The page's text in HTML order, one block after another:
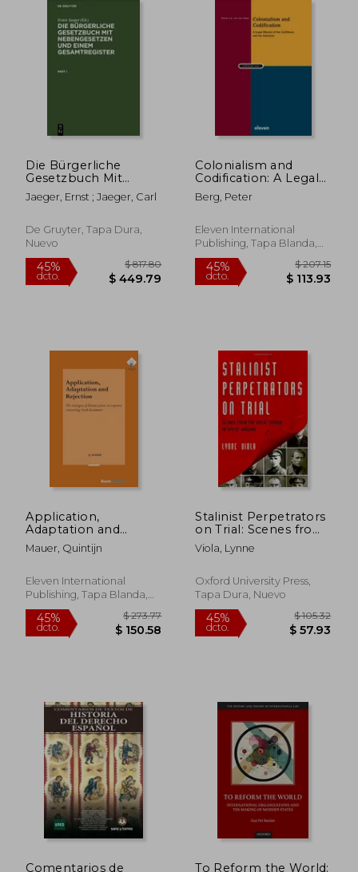
45%
dcto.
45%
Die Bürgerliche
Gesetzbuch Mit
Nebengesetzen Und
Einem
Den Akademischen
Und Praktischen
Alemán)
Jaeger, Ernst ; Jaeger, Carl
De Gruyter, Tapa Dura,
Nuevo
45%
Colonialism and
Codification: A Legal
History of the
Caribbean and the
(en Inglés)
Berg, Peter
Eleven International
Publishing, Tapa Blanda,
Nuevo
45%
Application,
Adaptation and
Rejection: The
Strategies of Roman
Concerning Greek
Documents Volume
Mauer, Quintijn
Eleven International
Publishing, Tapa Blanda,
Nuevo
Stalinist Perpetrators
on Trial: Scenes from
the Great Terror in
Soviet Ukraine (en
Viola, Lynne
Oxford University Press,
Tapa Dura, Nuevo
Comentarios de To Reform the World: